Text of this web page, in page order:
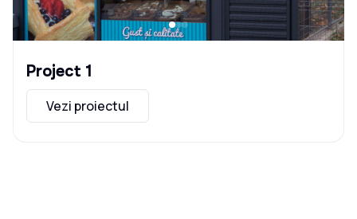
Project 1
Vezi proiectul